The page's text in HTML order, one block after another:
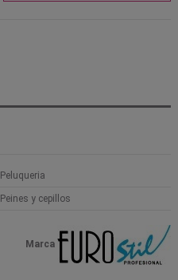
Peluqueria
Peines y cepillos
Marca